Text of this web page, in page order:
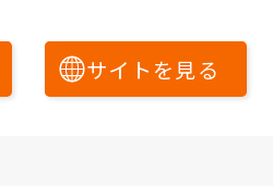
サイトを見る